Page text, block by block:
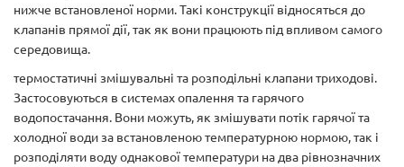
нижче встановленої норми. Такі конструкції відносяться до
клапанів прямої дії, так як вони працюють під впливом самого
середовища.
термостатичні змішувальні та розподільні клапани триходові.
Застосовуються в системах опалення та гарячого
водопостачання. Вони можуть, як змішувати потік гарячої та
холодної води за встановленою температурною нормою, так і
розподіляти воду однакової температури на два рівнозначних